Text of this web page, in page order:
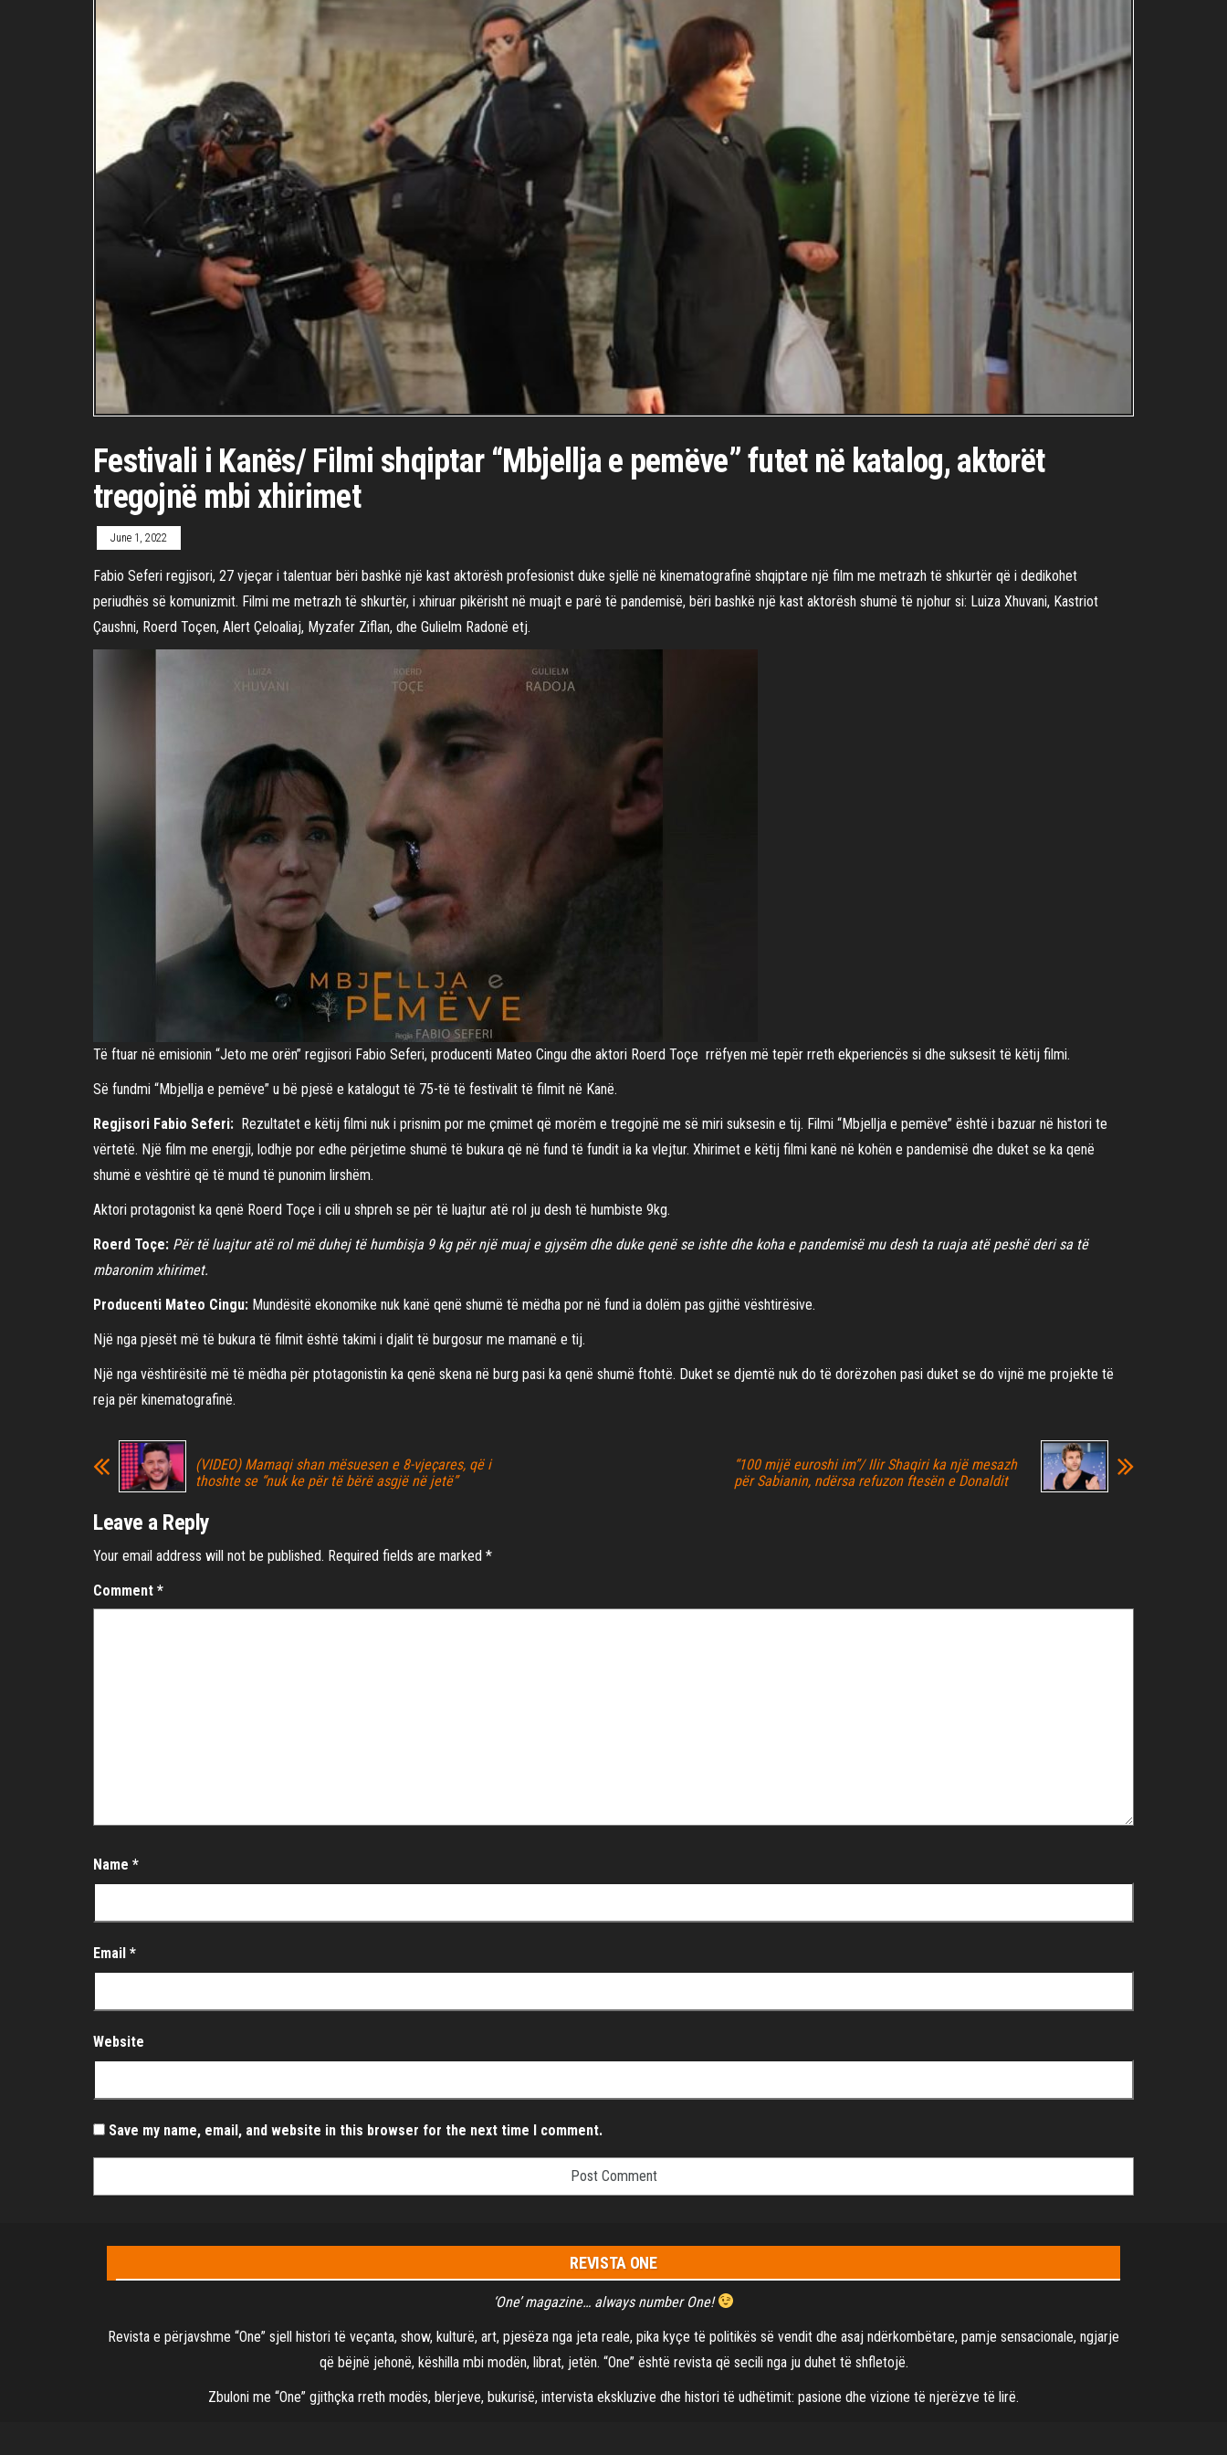
Festivali i Kanës/ Filmi shqiptar “Mbjellja e pemëve” futet në katalog, aktorët
tregojnë mbi xhirimet
June 1, 2022
Fabio Seferi regjisori, 27 vjeçar i talentuar bëri bashkë një kast aktorësh profesionist duke sjellë në kinematografinë shqiptare një film me metrazh të shkurtër që i dedikohet
periudhës së komunizmit. Filmi me metrazh të shkurtër, i xhiruar pikërisht në muajt e parë të pandemisë, bëri bashkë një kast aktorësh shumë të njohur si: Luiza Xhuvani, Kastriot
Çaushni, Roerd Toçen, Alert Çeloaliaj, Myzafer Ziflan, dhe Gulielm Radonë etj.
Të ftuar në emisionin “Jeto me orën” regjisori Fabio Seferi, producenti Mateo Cingu dhe aktori Roerd Toçe rrëfyen më tepër rreth ekperiencës si dhe suksesit të këtij filmi.
Së fundmi “Mbjellja e pemëve” u bë pjesë e katalogut të 75-të të festivalit të filmit në Kanë.
Regjisori Fabio Seferi: Rezultatet e këtij filmi nuk i prisnim por me çmimet që morëm e tregojnë me së miri suksesin e tij. Filmi “Mbjellja e pemëve” është i bazuar në histori te
vërtetë. Një film me energji, lodhje por edhe përjetime shumë të bukura që në fund të fundit ia ka vlejtur. Xhirimet e këtij filmi kanë në kohën e pandemisë dhe duket se ka qenë
shumë e vështirë që të mund të punonim lirshëm.
Aktori protagonist ka qenë Roerd Toçe i cili u shpreh se për të luajtur atë rol ju desh të humbiste 9kg.
Roerd Toçe: Për të luajtur atë rol më duhej të humbisja 9 kg për një muaj e gjysëm dhe duke qenë se ishte dhe koha e pandemisë mu desh ta ruaja atë peshë deri sa të
mbaronim xhirimet.
Producenti Mateo Cingu: Mundësitë ekonomike nuk kanë qenë shumë të mëdha por në fund ia dolëm pas gjithë vështirësive.
Një nga pjesët më të bukura të filmit është takimi i djalit të burgosur me mamanë e tij.
Një nga vështirësitë më të mëdha për ptotagonistin ka qenë skena në burg pasi ka qenë shumë ftohtë. Duket se djemtë nuk do të dorëzohen pasi duket se do vijnë me projekte të
reja për kinematografinë.
(VIDEO) Mamaqi shan mësuesen e 8-vjeçares, që i
thoshte se “nuk ke për të bërë asgjë në jetë”
“100 mijë euroshi im”/ Ilir Shaqiri ka një mesazh
për Sabianin, ndërsa refuzon ftesën e Donaldit
Leave a Reply
Your email address will not be published. Required fields are marked *
Comment *
Name *
Email *
Website
Save my name, email, and website in this browser for the next time I comment.
REVISTA ONE
‘One’ magazine… always number One!
Revista e përjavshme “One” sjell histori të veçanta, show, kulturë, art, pjesëza nga jeta reale, pika kyçe të politikës së vendit dhe asaj ndërkombëtare, pamje sensacionale, ngjarje
që bëjnë jehonë, këshilla mbi modën, librat, jetën. “One” është revista që secili nga ju duhet të shfletojë.
Zbuloni me “One” gjithçka rreth modës, blerjeve, bukurisë, intervista ekskluzive dhe histori të udhëtimit: pasione dhe vizione të njerëzve të lirë.